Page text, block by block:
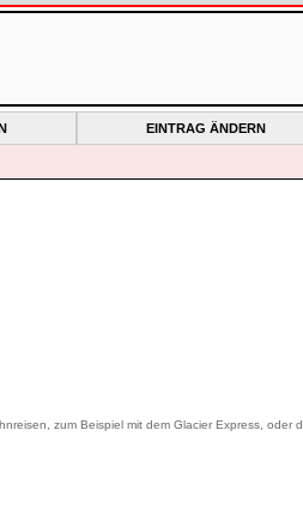
EINTRAG ÄNDERN
zum Beispiel mit dem Glacier Express, oder